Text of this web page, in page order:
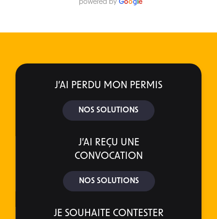
powered by Googl e
J’AI PERDU MON PERMIS
NOS SOLUTIONS
J’AI REÇU UNE
CONVOCATION
NOS SOLUTIONS
JE SOUHAITE CONTESTER